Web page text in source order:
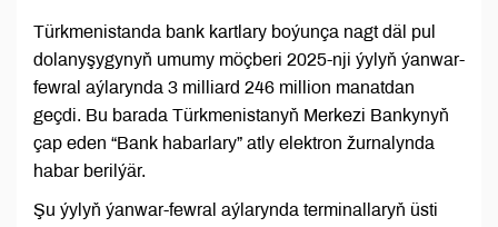
Türkmenistanda bank kartlary boýunça nagt däl pul
dolanyşygynyň umumy möçberi 2025-nji ýylyň ýanwar-
fewral aýlarynda 3 milliard 246 million manatdan
geçdi. Bu barada Türkmenistanyň Merkezi Bankynyň
çap eden “Bank habarlary” atly elektron žurnalynda
habar berilýär.
Şu ýylyň ýanwar-fewral aýlarynda terminallaryň üsti